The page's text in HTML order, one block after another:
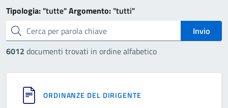
Tipologia: "tutte"Argomento: "tutti"
cerca
Invio
6012 documenti trovati in ordine alfabetico
ORDINANZE DEL DIRIGENTE